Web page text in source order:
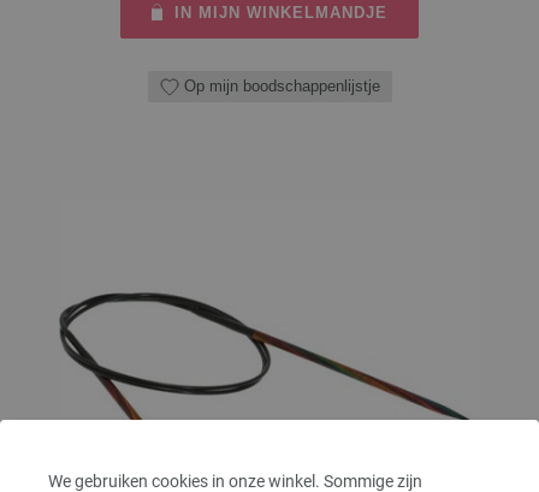
We gebruiken cookies in onze winkel. Sommige zijn
IN MIJN WINKELMANDJE
Op mijn boodschappenlijstje